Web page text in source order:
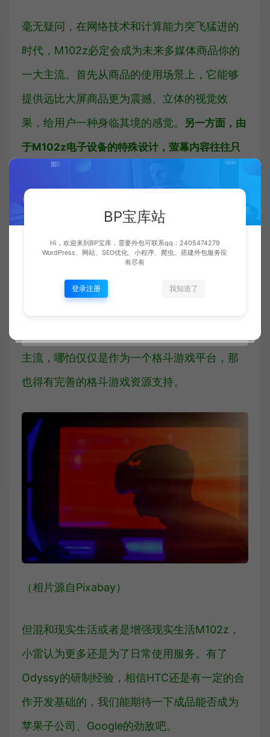
毫无疑问，在网络技术和计算能力突飞猛进的
时代，M102z必定会成为未来多媒体商品你的
一大主流。首先从商品的使用场景上，它能够
提供远比大屏商品更为震撼、立体的视觉效
果，给用户一种身临其境的感觉。
另一方面，由
于M102z电子设备的特殊设计，萤幕内容往往只
有用户自己能看到，私密性还是比常规的显示电子
设备要强很多。
当然，全新形态的智能化商品，不管硬体有多
强，关键就在于软件资源和功能性上，不能迎
合消费者的使用场景，或者是解决某些痛点，
主流，哪怕仅仅是作为一个格斗游戏平台，那
也得有完善的格斗游戏资源支持。
（相片源自Pixabay）
但混和现实生活或者是增强现实生活M102z，
小雷认为更多还是为了日常使用服务。有了
Odyssy的研制经验，相信HTC还是有一定的合
作开发基础的，我们能期待一下成品能否成为
苹果子公司、Google的劲敌吧。
BP宝库站
Hi，欢迎来到BP宝库，需要外包可联系qq：2405474279
WordPress、网站、SEO优化、小程序、爬虫、搭建外包服务应
有尽有
登录注册 我知道了